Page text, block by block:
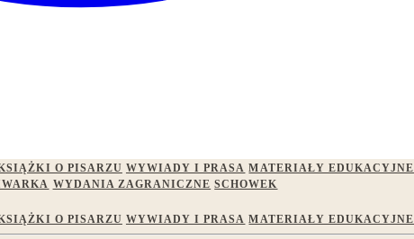
O PISARZU WYWIADY I PRASA MATERIAŁY EDUKACYJNE
WYDANIA ZAGRANICZNE SCHOWEK
O PISARZU WYWIADY I PRASA MATERIAŁY EDUKACYJNE